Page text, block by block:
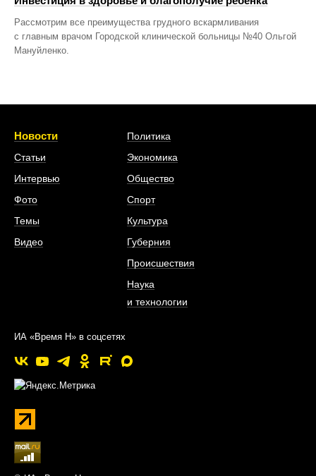
Рассмотрим все преимущества грудного вскармливания
с главным врачом Городской клинической больницы №40 Ольгой
Мануйленко.
Новости
Статьи
Интервью
Фото
Темы
Видео
Политика
Экономика
Общество
Спорт
Культура
Губерния
Происшествия
Наука
и технологии
ИА «Время Н» в соцсетях